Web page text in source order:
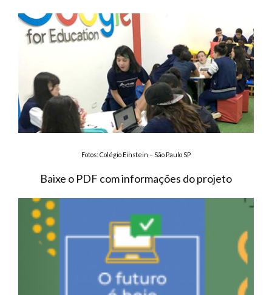
Fotos: Colégio Einstein – São Paulo SP
Baixe o PDF com informações do projeto